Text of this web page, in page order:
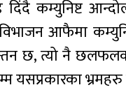
कम्युनिष्ट
आफैमा
छ, त्यो नै
भ्रमहरु